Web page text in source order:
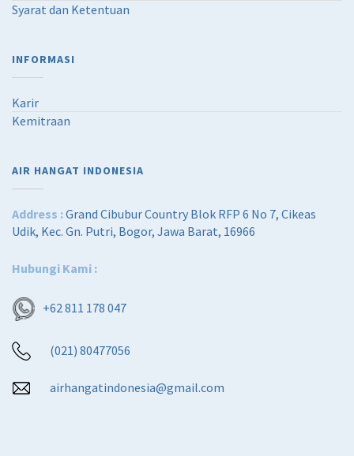
Syarat dan Ketentuan
INFORMASI
Karir
Kemitraan
AIR HANGAT INDONESIA
Address :Grand Cibubur Country Blok RFP 6 No 7, Cikeas
Udik, Kec. Gn. Putri, Bogor, Jawa Barat, 16966
Hubungi Kami :
+62 811 178 047
(021) 80477056
airhangatindonesia@gmail.com